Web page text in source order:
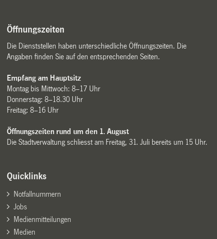
Öffnungszeiten
Die Dienststellen haben unterschiedliche Öffnungszeiten. Die
Angaben finden Sie auf den entsprechenden Seiten.
Empfang am Hauptsitz
Montag bis Mittwoch: 8–17 Uhr
Donnerstag: 8–18.30 Uhr
Freitag: 8–16 Uhr
Öffnungszeiten rund um den 1. August
Die Stadtverwaltung schliesst am Freitag, 31. Juli bereits um 15 Uhr.
Quicklinks
Notfallnummern
Jobs
Medienmitteilungen
Medien